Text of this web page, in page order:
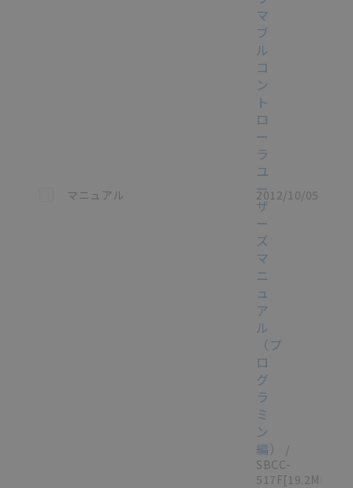
この資料を選択
マニュアル
マ
ブ
ル
コ
ン
ト
ロ
ー
ラ
ユ
ー
ザ
ー
ズ
マ
ニ
ュ
ア
ル
（プ
ロ
グ
ラ
ミ
ン
編）
/
SBCC-
517F[19.2MB]
2012/10/05